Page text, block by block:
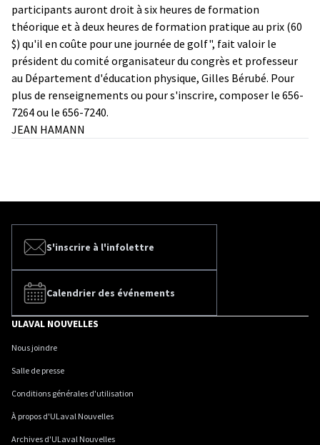
participants auront droit à six heures de formation
théorique et à deux heures de formation pratique au prix (60
$) qu'il en coûte pour une journée de golf", fait valoir le
président du comité organisateur du congrès et professeur
au Département d'éducation physique, Gilles Bérubé. Pour
plus de renseignements ou pour s'inscrire, composer le 656-
7264 ou le 656-7240.
JEAN HAMANN
S'inscrire à l'infolettre
Calendrier des événements
ULAVAL NOUVELLES
Nous joindre
Salle de presse
Conditions générales d'utilisation
À propos d'ULaval Nouvelles
Archives d'ULaval Nouvelles